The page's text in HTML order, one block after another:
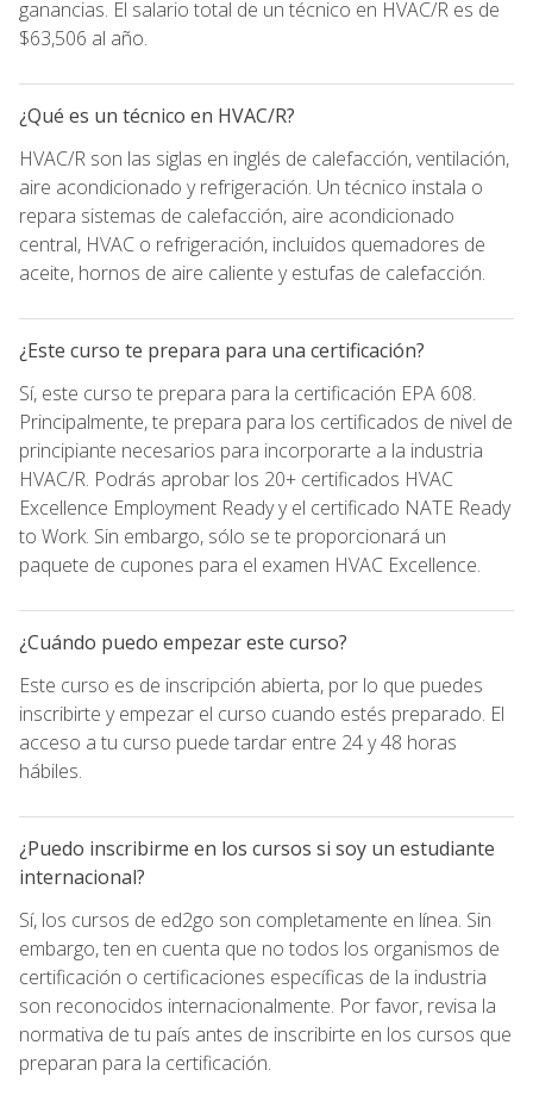
ganancias. El salario total de un técnico en HVAC/R es de
$63,506 al año.
¿Qué es un técnico en HVAC/R?
HVAC/R son las siglas en inglés de calefacción, ventilación,
aire acondicionado y refrigeración. Un técnico instala o
repara sistemas de calefacción, aire acondicionado
central, HVAC o refrigeración, incluidos quemadores de
aceite, hornos de aire caliente y estufas de calefacción.
¿Este curso te prepara para una certificación?
Sí, este curso te prepara para la certificación EPA 608.
Principalmente, te prepara para los certificados de nivel de
principiante necesarios para incorporarte a la industria
HVAC/R. Podrás aprobar los 20+ certificados HVAC
Excellence Employment Ready y el certificado NATE Ready
to Work. Sin embargo, sólo se te proporcionará un
paquete de cupones para el examen HVAC Excellence.
¿Cuándo puedo empezar este curso?
Este curso es de inscripción abierta, por lo que puedes
inscribirte y empezar el curso cuando estés preparado. El
acceso a tu curso puede tardar entre 24 y 48 horas
hábiles.
¿Puedo inscribirme en los cursos si soy un estudiante
internacional?
Sí, los cursos de ed2go son completamente en línea. Sin
embargo, ten en cuenta que no todos los organismos de
certificación o certificaciones específicas de la industria
son reconocidos internacionalmente. Por favor, revisa la
normativa de tu país antes de inscribirte en los cursos que
preparan para la certificación.